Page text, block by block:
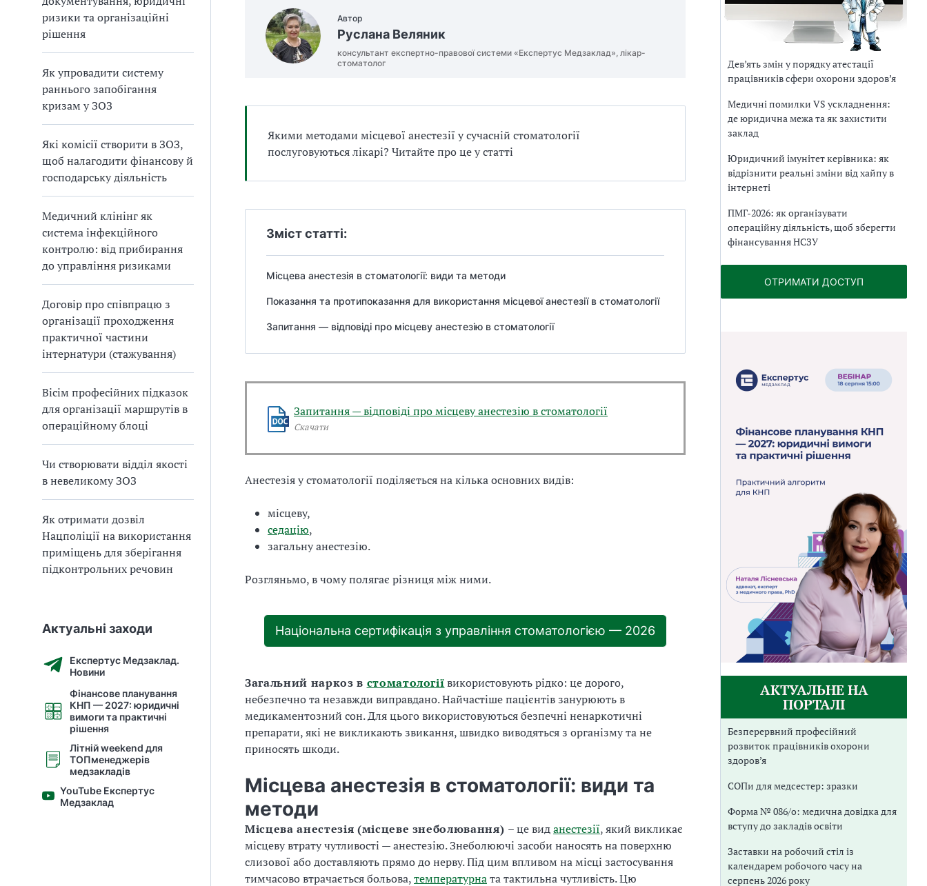
ризики та організаційні
рішення
Як упровадити систему
раннього запобігання
кризам у ЗОЗ
Які комісії створити в ЗОЗ,
щоб налагодити фінансову й
господарську діяльність
Медичний клінінг як
система інфекційного
контролю: від прибирання
до управління ризиками
Договір про співпрацю з
організації проходження
практичної частини
інтернатури (стажування)
Вісім професійних підказок
для організації маршрутів в
операційному блоці
Чи створювати відділ якості
в невеликому ЗОЗ
Як отримати дозвіл
Нацполіції на використання
приміщень для зберігання
підконтрольних речовин
Актуальні заходи
Експертус Медзаклад.
Новини
Фінансове планування
КНП — 2027: юридичні
вимоги та практичні
рішення
Літній weekend для
ТОПменеджерів
медзакладів
YouTube Експертус
Медзаклад
Автор
Руслана Веляник
консультант експертно-правової системи «Експертус Медзаклад», лікар-
стоматолог
Якими методами місцевої анестезії у сучасній стоматології
послуговуються лікарі? Читайте про це у статті
Зміст статті:
Місцева анестезія в стоматології: види та методи
Показання та протипоказання для використання місцевої анестезії в стоматології
Запитання — відповіді про місцеву анестезію в стоматології
Запитання — відповіді про місцеву анестезію в стоматології
Скачати
Анестезія у стоматології поділяється на кілька основних видів:
місцеву,
седацію,
загальну анестезію.
Розгляньмо, в чому полягає різниця між ними.
Національна сертифікація з управління стоматологією — 2026
Загальний наркоз в стоматологіївикористовують рідко: це дорого,
небезпечно та незавжди виправдано. Найчастіше пацієнтів занурюють в
медикаментозний сон. Для цього використовуються безпечні ненаркотичні
препарати, які не викликають звикання, швидко виводяться з організму та не
приносять шкоди.
Місцева анестезія в стоматології: види та
методи
Місцева анестезія (місцеве знеболювання) – це виданестезії, який викликає
місцеву втрату чутливості — анестезію. Знеболюючі засоби наносять на поверхню
слизової або доставляють прямо до нерву. Під цим впливом на місці застосування
тимчасово втрачається больова,температурната тактильна чутливість. Цю
Дев’ять змін у порядку атестації
працівників сфери охорони здоров’я
Медичні помилки VS ускладнення:
де юридична межа та як захистити
заклад
Юридичний імунітет керівника: як
відрізнити реальні зміни від хайпу в
інтернеті
ПМГ-2026: як організувати
операційну діяльність, щоб зберегти
фінансування НСЗУ
ОТРИМАТИ ДОСТУП
АКТУАЛЬНЕ НА
ПОРТАЛІ
Безперервний професійний
розвиток працівників охорони
здоров’я
СОПи для медсестер: зразки
Форма № 086/о: медична довідка для
вступу до закладів освіти
Заставки на робочий стіл із
календарем робочого часу на
серпень 2026 року